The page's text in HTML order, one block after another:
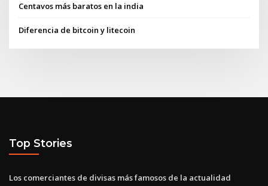
Centavos más baratos en la india
Diferencia de bitcoin y litecoin
Top Stories
Los comerciantes de divisas más famosos de la actualidad